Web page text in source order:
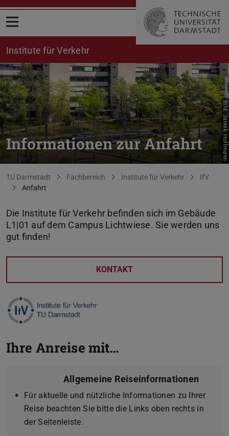
Menü öffnen
Institute für Verkehr
Informationen zur Anfahrt Bild: Jannik Hoffmann
Sie befinden sich hier:
TU Darmstadt Fachbereich Institute für Verkehr
IfV
Anfahrt
Die Institute für Verkehr befinden sich im Gebäude
L1|01 auf dem Campus Lichtwiese. Sie werden uns
gut finden!
KONTAKT
Ihre Anreise mit…
Allgemeine Reiseinformationen
Für aktuelle und nützliche Informationen zu Ihrer
Reise beachten Sie bitte die Links oben rechts in
der Seitenleiste.